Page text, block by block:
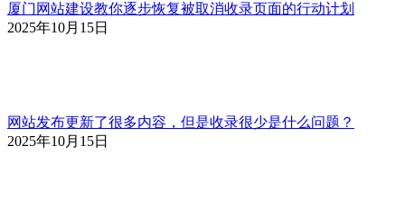
厦门网站建设教你逐步恢复被取消收录页面的行动计划
2025年10月15日
网站发布更新了很多内容，但是收录很少是什么问题？
2025年10月15日